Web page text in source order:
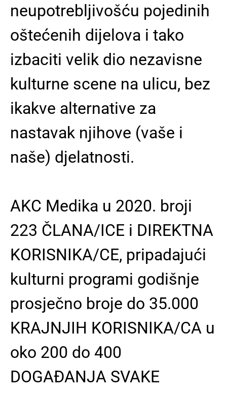
neupotrebljivošću pojedinih
oštećenih dijelova i tako
izbaciti velik dio nezavisne
kulturne scene na ulicu, bez
ikakve alternative za
nastavak njihove (vaše i
naše) djelatnosti.
AKC Medika u 2020. broji
223 ČLANA/ICE i DIREKTNA
KORISNIKA/CE, pripadajući
kulturni programi godišnje
prosječno broje do 35.000
KRAJNJIH KORISNIKA/CA u
oko 200 do 400
DOGAĐANJA SVAKE